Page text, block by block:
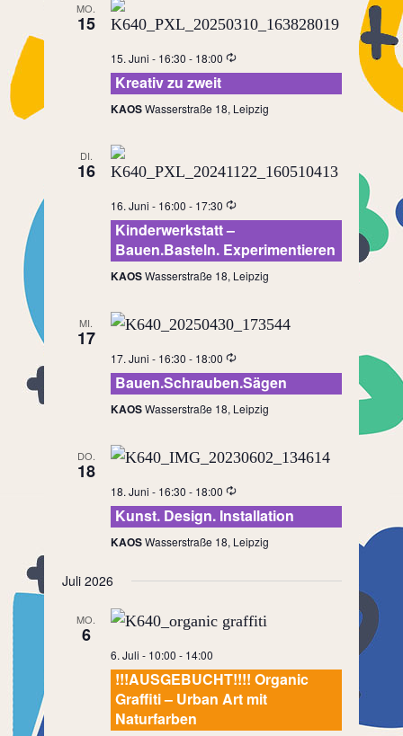
MO.
15
15. Juni - 16:30 - 18:00
Kreativ zu zweit
KAOSWasserstraße 18, Leipzig
DI.
16
16. Juni - 16:00 - 17:30
Kinderwerkstatt –
Bauen.Basteln. Experimentieren
KAOSWasserstraße 18, Leipzig
MI.
17
17. Juni - 16:30 - 18:00
Bauen.Schrauben.Sägen
KAOSWasserstraße 18, Leipzig
DO.
18
18. Juni - 16:30 - 18:00
Kunst. Design. Installation
KAOSWasserstraße 18, Leipzig
Juli 2026
MO.
6
6. Juli - 10:00 - 14:00
!!!AUSGEBUCHT!!!! Organic
Graffiti – Urban Art mit
Naturfarben